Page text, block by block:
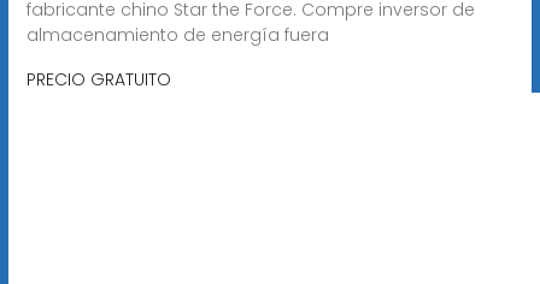
fabricante chino Star the Force. Compre inversor de
almacenamiento de energía fuera
PRECIO GRATUITO